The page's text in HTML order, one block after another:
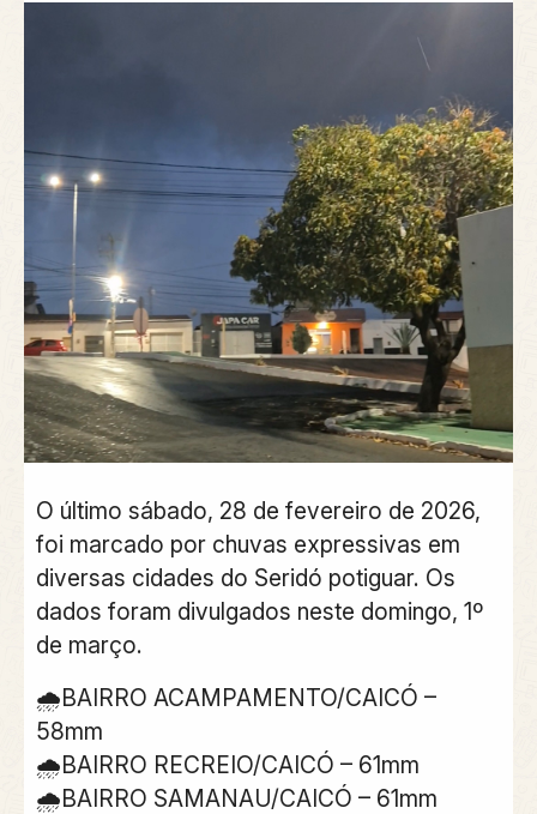
O último sábado, 28 de fevereiro de 2026,
foi marcado por chuvas expressivas em
diversas cidades do Seridó potiguar. Os
dados foram divulgados neste domingo, 1º
de março.
🌧BAIRRO ACAMPAMENTO/CAICÓ –
58mm
🌧BAIRRO RECREIO/CAICÓ – 61mm
🌧BAIRRO SAMANAU/CAICÓ – 61mm